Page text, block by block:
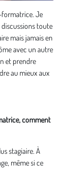
formatrice. Je
discussions toute
mais jamais en
avec un autre
et prendre
au mieux aux
comment
stagiaire. À
même si ce